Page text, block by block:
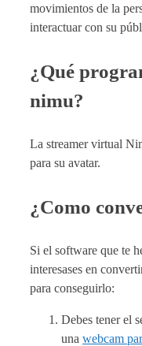
movimientos de la
interactuar con su
¿Qué
nimu?
La streamer virtual
para su avatar.
¿Como
Si el software que te
interesases en
para conseguirlo:
Debes tener el
una webcam